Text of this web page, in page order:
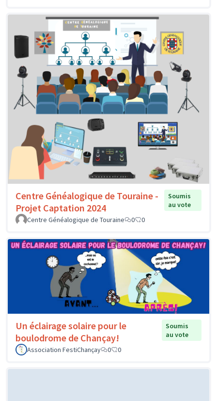
Centre Généalogique de Touraine -
Projet Captation 2024
Soumis
au vote
Centre Généalogique de Touraine
0 0
Un éclairage solaire pour le
boulodrome de Chançay!
Soumis
au vote
Association FestiChançay
0 0